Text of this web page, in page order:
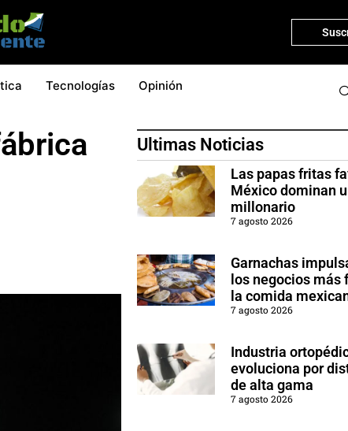
Tecnologías Opinión
Ultimas Noticias
Las papas fritas
México dominan
millonario
7 agosto 2026
Garnachas
los negocios más
la comida
7 agosto 2026
Industria
evoluciona por
de alta gama
7 agosto 2026